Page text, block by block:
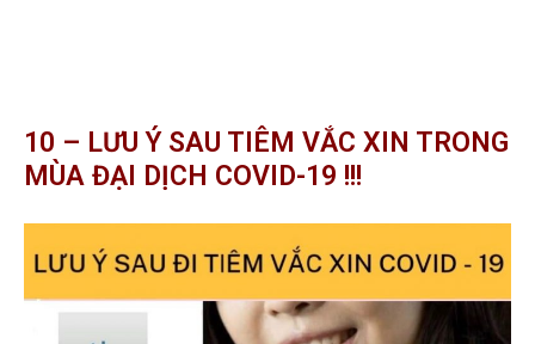
10 – LƯU Ý SAU TIÊM VẮC XIN TRONG
MÙA ĐẠI DỊCH COVID-19 !!!